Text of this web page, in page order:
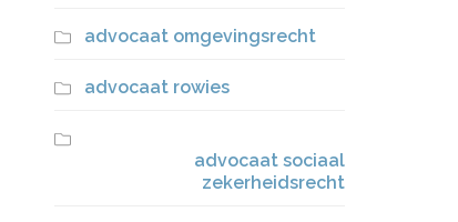
advocaat omgevingsrecht
advocaat rowies
advocaat sociaal
zekerheidsrecht